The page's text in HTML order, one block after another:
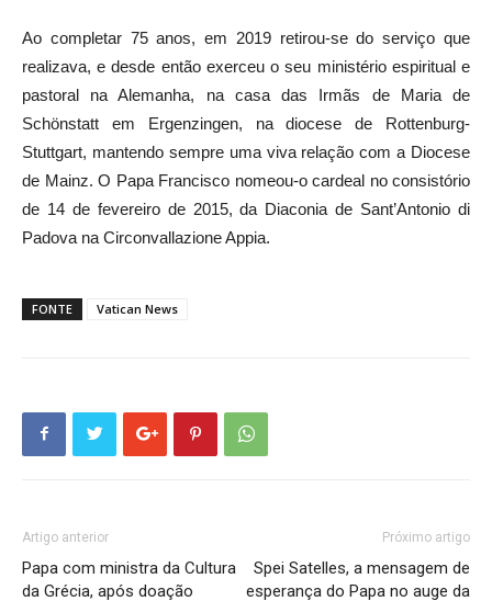
Ao completar 75 anos, em 2019 retirou-se do serviço que
realizava, e desde então exerceu o seu ministério espiritual e
pastoral na Alemanha, na casa das Irmãs de Maria de
Schönstatt em Ergenzingen, na diocese de Rottenburg-
Stuttgart, mantendo sempre uma viva relação com a Diocese
de Mainz. O Papa Francisco nomeou-o cardeal no consistório
de 14 de fevereiro de 2015, da Diaconia de Sant’Antonio di
Padova na Circonvallazione Appia.
FONTE Vatican News
Artigo anterior
Papa com ministra da Cultura
da Grécia, após doação
Próximo artigo
Spei Satelles, a mensagem de
esperança do Papa no auge da